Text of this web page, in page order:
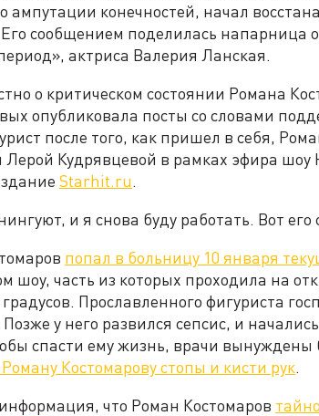
ампутации конечностей, начал
сообщением поделилась напарница
актриса Валерия Ланская.
о критическом состоянии Романа
опубликовала посты со словами
после того, как пришел в себя,
Лерой Кудрявцевой в рамках эфира шоу
Starhit.ru.
и я снова буду работать. Вот его
попал в больницу 10 января
шоу, часть из которых проходила на
Прославленного фигуриста
у него развился сепсис, и
спасти ему жизнь, врачи вынуждены
Костомарову стопы и кисти рук.
что Роман Костомаров